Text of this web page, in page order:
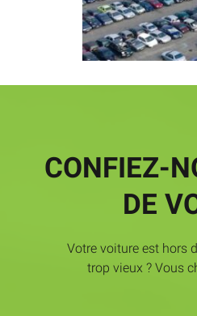
CONFIEZ-
DE
Votre voiture est hors
trop vieux ? Vous